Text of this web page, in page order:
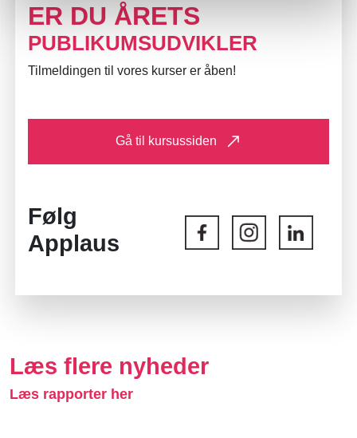
ER DU ÅRETS
PUBLIKUMSUDVIKLER
Tilmeldingen til vores kurser er åben!
Gå til kursussiden
Følg
Applaus
Læs flere nyheder
Læs rapporter her